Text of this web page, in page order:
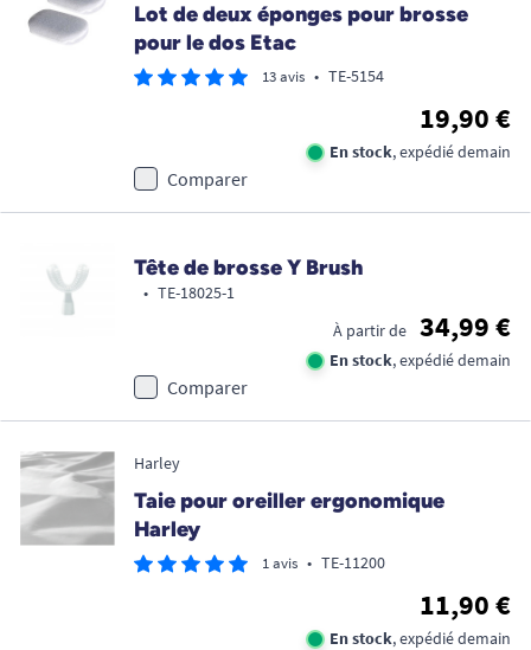
Lot de deux éponges pour brosse
pour le dos Etac
13 avis • TE-5154
19,90 €
En stock, expédié demain
Comparer
Tête de brosse Y Brush
• TE-18025-1
À partir de
34,99 €
En stock, expédié demain
Comparer
Harley
Taie pour oreiller ergonomique
Harley
1 avis • TE-11200
11,90 €
En stock, expédié demain